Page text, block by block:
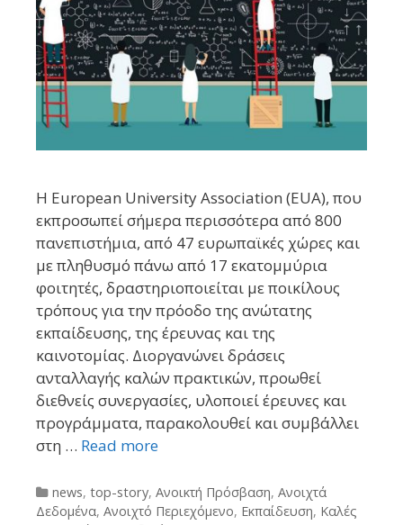
H European University Association (EUA), που
εκπροσωπεί σήμερα περισσότερα από 800
πανεπιστήμια, από 47 ευρωπαϊκές χώρες και
με πληθυσμό πάνω από 17 εκατομμύρια
φοιτητές, δραστηριοποιείται με ποικίλους
τρόπους για την πρόοδο της ανώτατης
εκπαίδευσης, της έρευνας και της
καινοτομίας. Διοργανώνει δράσεις
ανταλλαγής καλών πρακτικών, προωθεί
διεθνείς συνεργασίες, υλοποιεί έρευνες και
προγράμματα, παρακολουθεί και συμβάλλει
στη … Read more
Categories
news, top-story, Ανοικτή Πρόσβαση, Ανοιχτά
Δεδομένα, Ανοιχτό Περιεχόμενο, Εκπαίδευση, Καλές